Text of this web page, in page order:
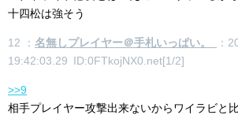
十四松は強そう
12 ： 名無しプレイヤー＠手札いっぱい。
：
19:42:03.29 ID:0FTkojNX0.net[1/2]
>>9
相手プレイヤー攻撃出来ないからワイラビと